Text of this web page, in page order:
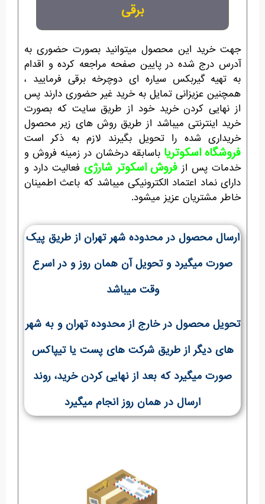
برقی
جهت خرید این محصول میتوانید بصورت حضوری به
آدرس درج شده در پایین صفحه مراجعه کرده و اقدام
به تهیه گیربکس سیاره ای دوچرخه برقی فرمایید ،
همچنین عزیزانی تمایل به خرید غیر حضوری دارند پس
از نهایی کردن خرید خود از طریق سایت که بصورت
خرید اینترنتی میباشد از طریق روش های زیر محصول
خریداری شده را تحویل بگیرند لازم به ذکر است
فروشگاه اسکوتریا باسابقه درخشان در زمینه فروش و
خدمات پس از فروش اسکوتر شارژی فعالیت دارد و
دارای نماد اعتماد الکترونیکی میباشد که باعث اطمینان
خاطر مشتریان عزیز میشود.
ارسال محصول در محدوده شهر تهران از طریق پیک
صورت میگیرد و تحویل آن همان روز و در اسرع
وقت میباشد
تحویل محصول در خارج از محدوده تهران و به شهر
های دیگر از طریق شرکت های پست یا تیپاکس
صورت میگیرد که بعد از نهایی کردن خرید، روند
ارسال در همان روز انجام میگیرد